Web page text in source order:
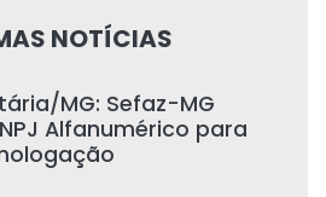
NOTÍCIAS
MG: Sefaz-MG
Alfanumérico para